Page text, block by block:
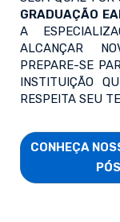
GRADUAÇÃO
A
ALCANÇAR
PREPARE-SE
INSTITUIÇÃO
RESPEITA SEU
CONHEÇA